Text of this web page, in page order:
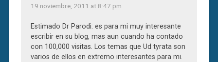
19 noviembre, 2011 at 8:47 pm
Estimado Dr Parodi: es para mi muy interesante
escribir en su blog, mas aun cuando ha contado
con 100,000 visitas. Los temas que Ud tyrata son
varios de ellos en extremo interesantes para mi.